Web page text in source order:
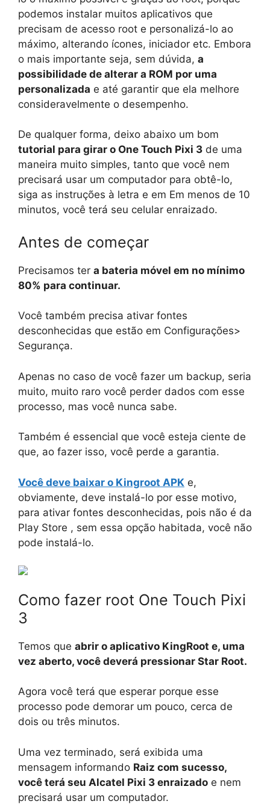
podemos instalar muitos aplicativos que
precisam de acesso root e personalizá-lo ao
máximo, alterando ícones, iniciador etc. Embora
o mais importante seja, sem dúvida, a
possibilidade de alterar a ROM por uma
personalizada e até garantir que ela melhore
consideravelmente o desempenho.
De qualquer forma, deixo abaixo um bom
tutorial para girar o One Touch Pixi 3 de uma
maneira muito simples, tanto que você nem
precisará usar um computador para obtê-lo,
siga as instruções à letra e em Em menos de 10
minutos, você terá seu celular enraizado.
Antes de começar
Precisamos ter a bateria móvel em no mínimo
80% para continuar.
Você também precisa ativar fontes
desconhecidas que estão em Configurações>
Segurança.
Apenas no caso de você fazer um backup, seria
muito, muito raro você perder dados com esse
processo, mas você nunca sabe.
Também é essencial que você esteja ciente de
que, ao fazer isso, você perde a garantia.
Você deve baixar o Kingroot APK e,
obviamente, deve instalá-lo por esse motivo,
para ativar fontes desconhecidas, pois não é da
Play Store , sem essa opção habitada, você não
pode instalá-lo.
Como fazer root One Touch Pixi
3
Temos que abrir o aplicativo KingRoot e, uma
vez aberto, você deverá pressionar Star Root.
Agora você terá que esperar porque esse
processo pode demorar um pouco, cerca de
dois ou três minutos.
Uma vez terminado, será exibida uma
mensagem informando Raiz com sucesso,
você terá seu Alcatel Pixi 3 enraizado e nem
precisará usar um computador.